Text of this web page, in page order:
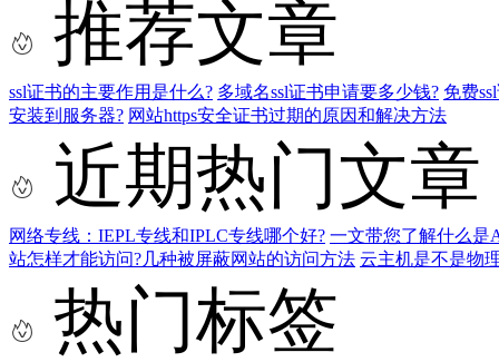
推荐文章
ssl证书的主要作用是什么? 多域名ssl证书申请要多少钱? 免费
安装到服务器? 网站https安全证书过期的原因和解决方法
近期热门文章
网络专线：IEPL专线和IPLC专线哪个好? 一文带您了解什么是
站怎样才能访问?几种被屏蔽网站的访问方法 云主机是不是物
热门标签